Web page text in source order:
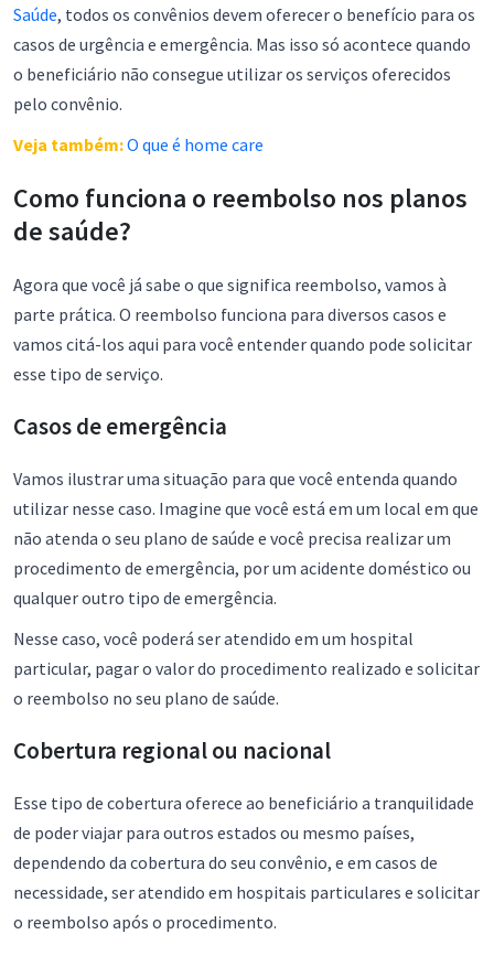
Saúde, todos os convênios devem oferecer o benefício para os
casos de urgência e emergência. Mas isso só acontece quando
o beneficiário não consegue utilizar os serviços oferecidos
pelo convênio.
Veja também:O que é home care
Como funciona o reembolso nos planos
de saúde?
Agora que você já sabe o que significa reembolso, vamos à
parte prática. O reembolso funciona para diversos casos e
vamos citá-los aqui para você entender quando pode solicitar
esse tipo de serviço.
Casos de emergência
Vamos ilustrar uma situação para que você entenda quando
utilizar nesse caso. Imagine que você está em um local em que
não atenda o seu plano de saúde e você precisa realizar um
procedimento de emergência, por um acidente doméstico ou
qualquer outro tipo de emergência.
Nesse caso, você poderá ser atendido em um hospital
particular, pagar o valor do procedimento realizado e solicitar
o reembolso no seu plano de saúde.
Cobertura regional ou nacional
Esse tipo de cobertura oferece ao beneficiário a tranquilidade
de poder viajar para outros estados ou mesmo países,
dependendo da cobertura do seu convênio, e em casos de
necessidade, ser atendido em hospitais particulares e solicitar
o reembolso após o procedimento.